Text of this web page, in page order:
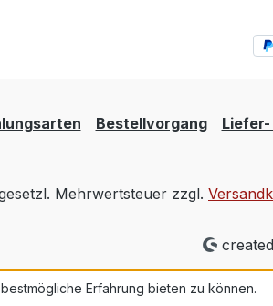
Bestellvorgang
Mehrwertsteuer zzgl.
Erfahrung bieten zu können.